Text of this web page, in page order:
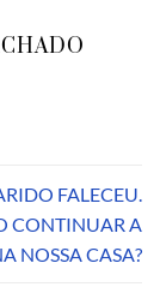
FALECEU.
CONTINUAR A
NOSSA CASA?